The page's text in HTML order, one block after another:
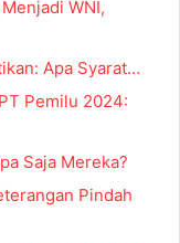
WNI,
Apa Syarat…
Pemilu 2024:
Saja Mereka?
Pindah